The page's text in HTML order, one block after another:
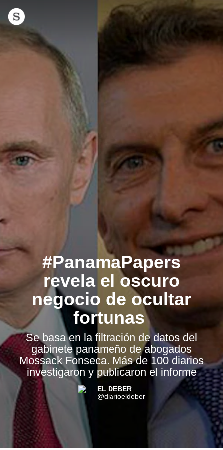
#PanamaPapers
revela el oscuro
negocio de ocultar
fortunas
Se basa en la filtración de datos del
gabinete panameño de abogados
Mossack Fonseca. Más de 100 diarios
investigaron y publicaron el informe
EL DEBER
@diarioeldeber